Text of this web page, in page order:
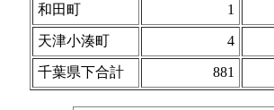
和田町 1
天津小湊町 4
千葉県下合計 881